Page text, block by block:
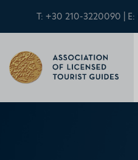
T: +30 210-3220090 | E: